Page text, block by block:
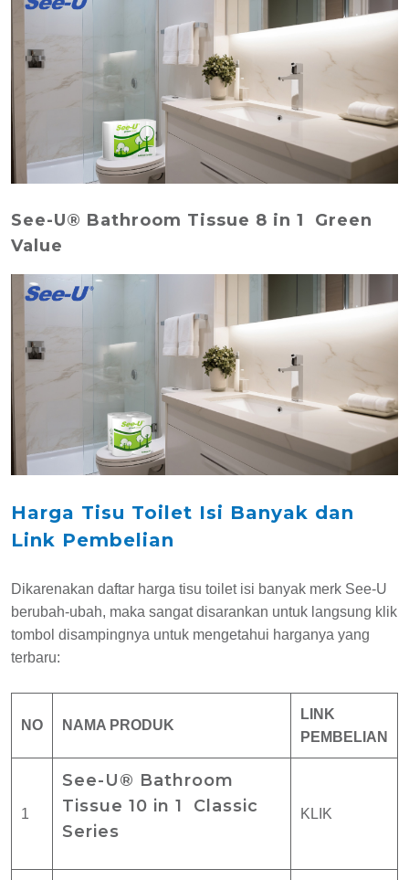
See-U® Bathroom Tissue 8 in 1 Green
Value
Harga Tisu Toilet Isi Banyak dan
Link Pembelian
Dikarenakan daftar harga tisu toilet isi banyak merk See-U
berubah-ubah, maka sangat disarankan untuk langsung klik
tombol disampingnya untuk mengetahui harganya yang
terbaru:
NO NAMA PRODUK
LINK
PEMBELIAN
1
See-U® Bathroom
Tissue 10 in 1 Classic
Series
KLIK